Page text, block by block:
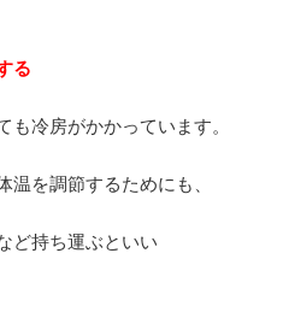
る
冷房がかかっています。
を調節するためにも、
ど持ち運ぶといい